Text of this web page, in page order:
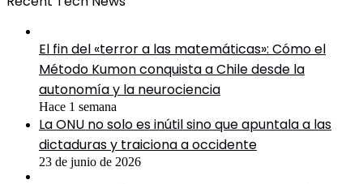
El fin del «terror a las matemáticas»: Cómo el
Método Kumon conquista a Chile desde la
autonomía y la neurociencia
Hace 1 semana
La ONU no solo es inútil sino que apuntala a las
dictaduras y traiciona a occidente
23 de junio de 2026